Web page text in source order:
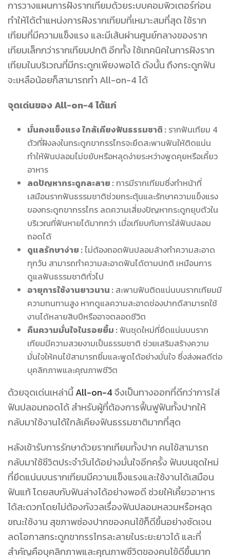
การวางแผนการฝังรากเทียมด้วยระบบคอมพิวเตอร์ก่อน
ทำให้ได้ตำแหน่งการฝังรากเทียมที่เหมาะสมที่สุด ใช้ราก
เทียมที่มีความแข็งแรง และมีเส้นผ่านศูนย์กลางของราก
เทียมเล็กกว่ารากเทียมปกติ อีกทั้ง ใช้เทคนิคในการฝังราก
เทียมในบริเวณที่มีกระดูกเพียงพอได้ ดังนั้น ถึงกระดูกฟัน
จะเหลือน้อยก็สามารถทำ All-on-4 ได้
จุดเด่นของ All-on-4 ได้แก่
มั่นคงแข็งแรง ใกล้เคียงฟันธรรมชาติ : รากฟันเทียม 4
ตัวที่ฝังลงในกระดูกขากรรไกรจะยึดสะพานฟันให้ติดแน่น
ทำให้ฟันปลอมไม่ขยับหรือหลุดง่ายระหว่างพูดคุยหรือเคี้ยว
อาหาร
ลดปัญหากระดูกละลาย : การมีรากเทียมซึ่งทำหน้าที่
เสมือนรากฟันธรรมชาติช่วยกระตุ้นและรักษาความแข็งแรง
ของกระดูกขากรรไกร ลดความเสี่ยงปัญหากระดูกยุบตัวใน
บริเวณที่ฟันหายได้มากกว่า เมื่อเทียบกับการใส่ฟันปลอม
ถอดได้
ดูแลรักษาง่าย : ไม่ต้องถอดฟันปลอมล้างทำความสะอาด
ทุกวัน สามารถทำความสะอาดฟันได้ตามปกติ เหมือนการ
ดูแลฟันธรรมชาติทั่วไป
อายุการใช้งานยาวนาน : สะพานฟันติดแน่นบนรากเทียมมี
ความทนทานสูง หากดูแลความสะอาดช่องปากดีสามารถใช้
งานได้หลายสิบปีหรืออาจตลอดชีวิต
คืนความมั่นใจในรอยยิ้ม : ฟันชุดใหม่ที่ยึดแน่นบนราก
เทียมมีความสวยงามเป็นธรรมชาติ ช่วยเสริมสร้างความ
มั่นใจให้คนไข้สามารถยิ้มและพูดได้อย่างมั่นใจ ซึ่งส่งผลดีต่อ
บุคลิกภาพและคุณภาพชีวิต
ด้วยจุดเด่นเหล่านี้All-on-4จึงเป็นทางออกที่ดีกว่าการใส่
ฟันปลอมถอดได้ สำหรับผู้ที่ต้องการฟื้นฟูฟันทั้งปากให้
กลับมาใช้งานได้ใกล้เคียงฟันธรรมชาติมากที่สุด
หลังเข้ารับการรักษาด้วยรากเทียมทั้งปาก คนไข้สามารถ
กลับมาใช้ชีวิตประจำวันได้อย่างมั่นใจอีกครั้ง ฟันบนชุดใหม่
ที่ยึดแน่นบนรากเทียมมีความแข็งแรงและใช้งานได้เสมือน
ฟันแท้ โดยสบกับฟันล่างได้อย่างพอดี ช่วยให้เคี้ยวอาหาร
ได้สะดวกโดยไม่ต้องกังวลเรื่องฟันปลอมหลวมหรือหลุด
ขณะใช้งาน สุขภาพช่องปากของคนไข้ก็ดีขึ้นอย่างชัดเจน
ลดโอกาสกระดูกขากรรไกรละลายในระยะยาวได้ และที่
สำคัญคือบุคลิกภาพและคุณภาพชีวิตของคนไข้ดีขึ้นมาก